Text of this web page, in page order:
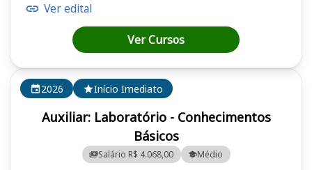
2026 Início Imediato
Auxiliar: Laboratório - Conhecimentos
Básicos
Salário R$ 4.068,00 Médio
Ver edital
Ver Cursos